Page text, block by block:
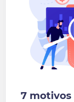
7